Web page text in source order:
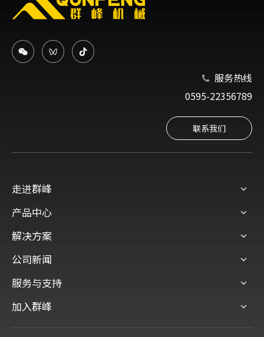
 服务热线
0595-22356789
联系我们
走进群峰
产品中心
解决方案
公司新闻
服务与支持
加入群峰